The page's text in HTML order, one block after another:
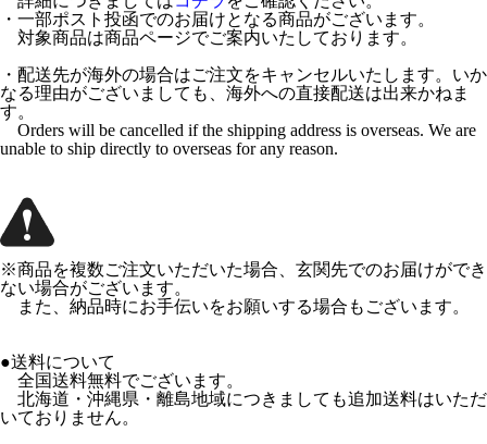
・一部ポスト投函でのお届けとなる商品がございます。
対象商品は商品ページでご案内いたしております。
・配送先が海外の場合はご注文をキャンセルいたします。いか
なる理由がございましても、海外への直接配送は出来かねま
す。
Orders will be cancelled if the shipping address is overseas. We are
unable to ship directly to overseas for any reason.
※商品を複数ご注文いただいた場合、玄関先でのお届けができ
ない場合がございます。
また、納品時にお手伝いをお願いする場合もございます。
●送料について
全国送料無料でございます。
北海道・沖縄県・離島地域につきましても追加送料はいただ
いておりません。